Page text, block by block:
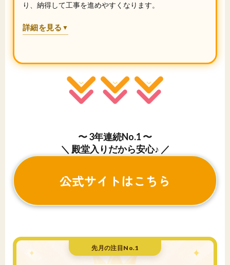
り、納得して工事を進めやすくなります。
詳細を見る ▼
〜 3年連続No.1 〜
＼ 殿堂入りだから安心♪ ／
公式サイトはこちら
先月の注目No.1